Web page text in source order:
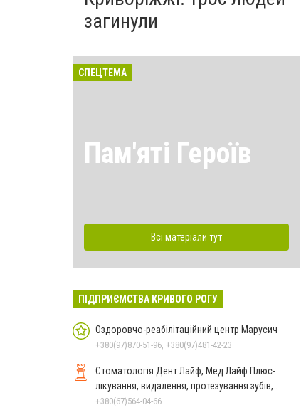
загинули
СПЕЦТЕМА
Пам'яті Героїв
Всі матеріали тут
ПІДПРИЄМСТВА КРИВОГО РОГУ
Оздоровчо-реабілітаційний центр Марусич
+380(97)870-51-96, +380(97)481-42-23
Стоматологія Дент Лайф, Мед Лайф Плюс-
лікування, видалення, протезування зубів,
виправлення прикусу
+380(67)564-04-66